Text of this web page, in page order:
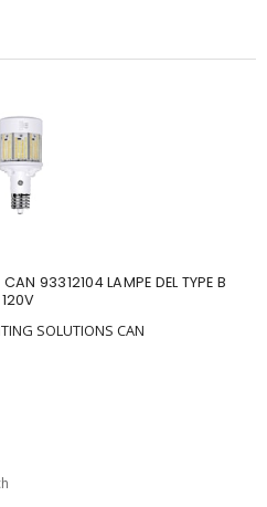
93312104 LAMPE DEL TYPE B
SOLUTIONS CAN